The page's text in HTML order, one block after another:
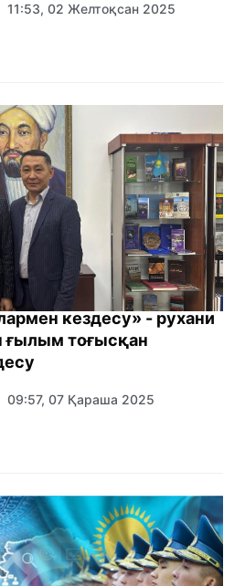
11:53, 02 Желтоқсан 2025
кездесу» - рухани
ғылым тоғысқан
09:57, 07 Қараша 2025